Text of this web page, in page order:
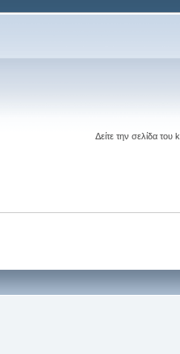
Δείτε την σελίδα του